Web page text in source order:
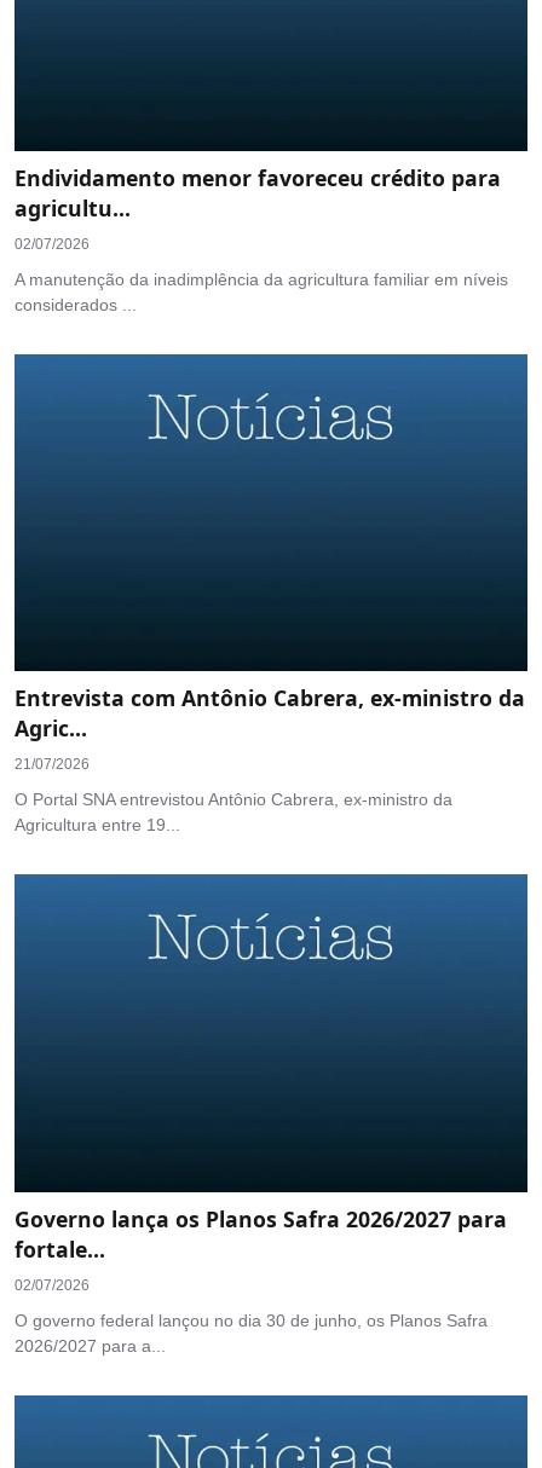
Endividamento menor favoreceu crédito para
agricultu...
02/07/2026
A manutenção da inadimplência da agricultura familiar em níveis
considerados ...
Entrevista com Antônio Cabrera, ex-ministro da
Agric...
21/07/2026
O Portal SNA entrevistou Antônio Cabrera, ex-ministro da
Agricultura entre 19...
Governo lança os Planos Safra 2026/2027 para
fortale...
02/07/2026
O governo federal lançou no dia 30 de junho, os Planos Safra
2026/2027 para a...